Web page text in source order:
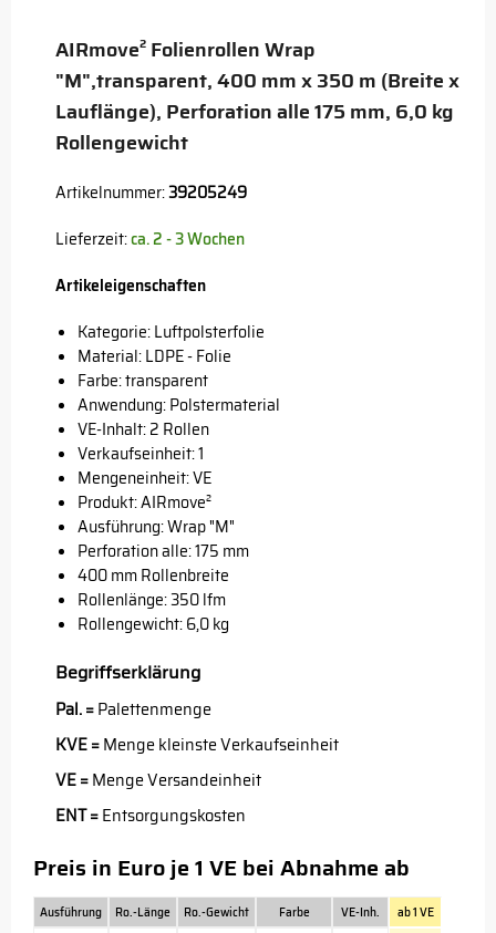
AIRmove² Folienrollen Wrap
"M",transparent, 400 mm x 350 m (Breite x
Lauflänge), Perforation alle 175 mm, 6,0 kg
Rollengewicht
Artikelnummer:39205249
Lieferzeit:ca. 2 - 3 Wochen
Artikeleigenschaften
Kategorie: Luftpolsterfolie
Material: LDPE - Folie
Farbe: transparent
Anwendung: Polstermaterial
VE-Inhalt: 2 Rollen
Verkaufseinheit: 1
Mengeneinheit: VE
Produkt: AIRmove²
Ausführung: Wrap "M"
Perforation alle: 175 mm
400 mm Rollenbreite
Rollenlänge: 350 lfm
Rollengewicht: 6,0 kg
Begriffserklärung
Pal. =Palettenmenge
KVE =Menge kleinste Verkaufseinheit
VE =Menge Versandeinheit
ENT =Entsorgungskosten
Preis in Euro je 1 VE bei Abnahme ab
Ausführung Ro.-Länge Ro.-Gewicht Farbe VE-Inh.
ab 1 VE